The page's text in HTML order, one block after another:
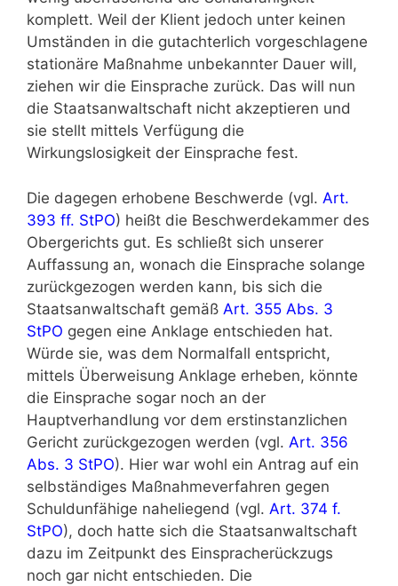
komplett. Weil der Klient jedoch unter keinen
Umständen in die gutachterlich vorgeschlagene
stationäre Maßnahme unbekannter Dauer will,
ziehen wir die Einsprache zurück. Das will nun
die Staatsanwaltschaft nicht akzeptieren und
sie stellt mittels Verfügung die
Wirkungslosigkeit der Einsprache fest.
Die dagegen erhobene Beschwerde (vgl. Art.
393 ff. StPO) heißt die Beschwerdekammer des
Obergerichts gut. Es schließt sich unserer
Auffassung an, wonach die Einsprache solange
zurückgezogen werden kann, bis sich die
Staatsanwaltschaft gemäß Art. 355 Abs. 3
StPO gegen eine Anklage entschieden hat.
Würde sie, was dem Normalfall entspricht,
mittels Überweisung Anklage erheben, könnte
die Einsprache sogar noch an der
Hauptverhandlung vor dem erstinstanzlichen
Gericht zurückgezogen werden (vgl. Art. 356
Abs. 3 StPO). Hier war wohl ein Antrag auf ein
selbständiges Maßnahmeverfahren gegen
Schuldunfähige naheliegend (vgl. Art. 374 f.
StPO), doch hatte sich die Staatsanwaltschaft
dazu im Zeitpunkt des Einspracherückzugs
noch gar nicht entschieden. Die